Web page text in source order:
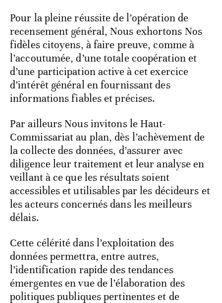
Pour la pleine réussite de l’opération de
recensement général, Nous exhortons Nos
fidèles citoyens, à faire preuve, comme à
l’accoutumée, d’une totale coopération et
d’une participation active à cet exercice
d’intérêt général en fournissant des
informations fiables et précises.
Par ailleurs Nous invitons le Haut-
Commissariat au plan, dès l’achèvement de
la collecte des données, d’assurer avec
diligence leur traitement et leur analyse en
veillant à ce que les résultats soient
accessibles et utilisables par les décideurs et
les acteurs concernés dans les meilleurs
délais.
Cette célérité dans l’exploitation des
données permettra, entre autres,
l’identification rapide des tendances
émergentes en vue de l’élaboration des
politiques publiques pertinentes et de